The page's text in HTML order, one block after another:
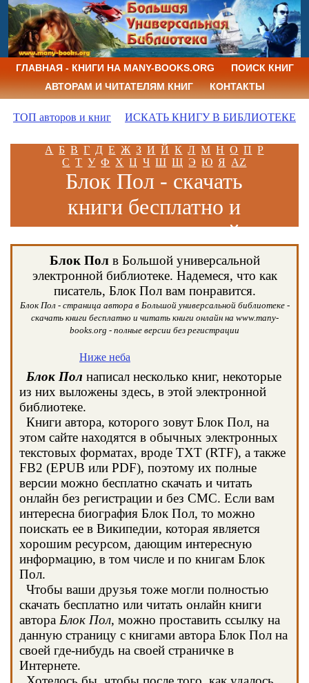
ГЛАВНАЯ - КНИГИ НА MANY-BOOKS.ORG
ПОИСК КНИГ
АВТОРАМ И ЧИТАТЕЛЯМ КНИГ
КОНТАКТЫ
ТОП авторов и книг ИСКАТЬ КНИГУ В БИБЛИОТЕКЕ
А Б В Г Д Е Ж З И Й К Л М Н О П Р
С Т У Ф Х Ц Ч Ш Щ Э Ю Я AZ
Блок Пол - скачать
книги бесплатно и
читать книги онлайн
Блок Полв Большой универсальной
электронной библиотеке. Надемеся, что как
писатель, Блок Пол вам понравится.
Блок Пол - страница автора в Большой универсальной библиотеке -
скачать книги бесплатно и читать книги онлайн на www.many-
books.org - полные версии без регистрации
Ниже неба
Блок Пол написал несколько книг, некоторые
из них выложены здесь, в этой электронной
библиотеке.
Книги автора, которого зовут Блок Пол, на
этом сайте находятся в обычных электронных
текстовых форматах, вроде TXT (RTF), а также
FB2 (EPUB или PDF), поэтому их полные
версии можно бесплатно скачать и читать
онлайн без регистрации и без СМС. Если вам
интересна биография Блок Пол, то можно
поискать ее в Википедии, которая является
хорошим ресурсом, дающим интересную
информацию, в том числе и по книгам Блок
Пол.
Чтобы ваши друзья тоже могли полностью
скачать бесплатно или читать онлайн книги
автора Блок Пол, можно проставить ссылку на
данную страницу с книгами автора Блок Пол на
своей где-нибудь на своей страничке в
Интернете.